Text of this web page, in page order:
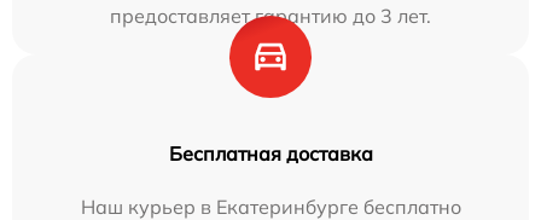
предоставляет гарантию до 3 лет.
Бесплатная доставка
Наш курьер в Екатеринбурге бесплатно